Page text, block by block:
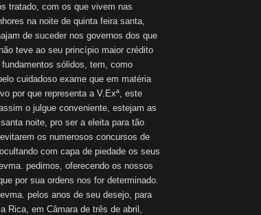
tratado, com os que vivem nas
na noite de quinta feira santa,
de suceder nos governos dos que
teve ao seu princípio maior crédito
sólidos, tem, como
cuidadoso exame que em matéria
por que representa a V.Exª, este
o julgue conveniente, estejam as
noite, pro ser a eleita para tão
os numerosos concursos de
com capa de piedade os seus
pedimos, oferecendo os nossos
por sua ordens nos for determinado.
pelos anos de seu desejo, para
Rica, em Câmara de três de abril,